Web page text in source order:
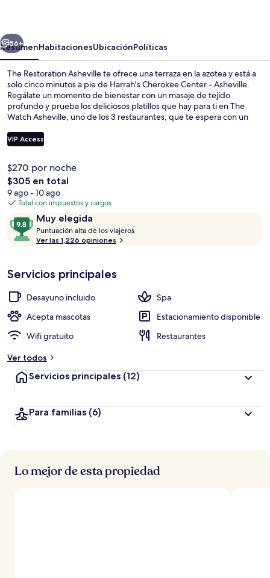
Siguiente
56+
ResumenHabitacionesUbicaciónPolíticas
The Restoration Asheville te ofrece una terraza en la azotea y está a
solo cinco minutos a pie de Harrah's Cherokee Center - Asheville.
Regálate un momento de bienestar con un masaje de tejido
profundo y prueba los deliciosos platillos que hay para ti en The
Watch Asheville, uno de los 3 restaurantes, que te espera con un
Asimismo, tanto Sala de conciertos The Orange Peel como
University of North Carolina at Asheville están a solo cinco minutos
características como el personal amable y el estado general de la
propiedad.
VIP Access
$270 por noche
El
precio
total
de
$305
$305 en total
9 ago - 10 ago
Total con impuestos y cargos
OpinionesMuy elegida
9.8
de
10,
elegida
Puntuación alta de los viajeros
c
ó
t
a
v
Ver las 1,226 opiniones
Servicios principales
Desayuno incluido
Spa
Acepta mascotas
Estacionamiento disponible
Wifi gratuito
Restaurantes
Ver todos
Servicios principales (12)
Para familias (6)
Lo mejor de esta propiedad